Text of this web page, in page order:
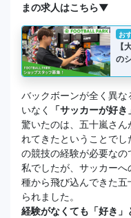
まの求人はこちら▼
お
【
の
バックボーンが全く異
いなく
「サッカーが好き
驚いたのは、五十嵐さん
れてきたということで
の競技の経験が必要な
私でしたが、サッカー
種から飛び込んできた
られました。
経験がなくても「好き」